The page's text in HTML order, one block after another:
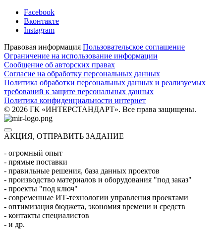
Facebook
Вконтакте
Instagram
Правовая информация Пользовательское соглашение
Ограничение на использование информации
Сообщение об авторских правах
Согласие на обработку персональных данных
Политика обработки персональных данных и реализуемых
требований к защите персональных данных
Политика конфиденциальности интернет
© 2026 ГК «ИНТЕРСТАНДАРТ». Все права защищены.
АКЦИЯ, ОТПРАВИТЬ ЗАДАНИЕ
- огромный опыт
- прямые поставки
- правильные решения, база данных проектов
- производство материалов и оборудования "под заказ"
- проекты "под ключ"
- современные ИТ-технологии управления проектами
- оптимизация бюджета, экономия времени и средств
- контакты специалистов
- и др.